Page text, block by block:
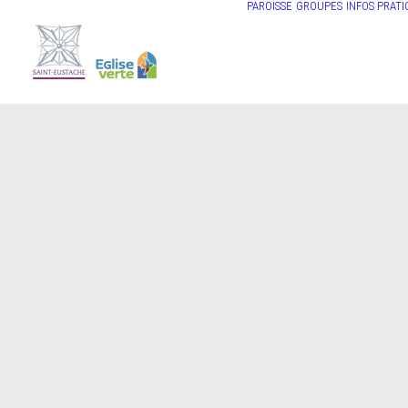
PAROISSE GROUPES INFOS